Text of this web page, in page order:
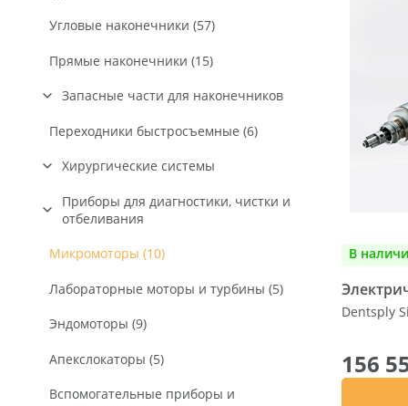
Угловые наконечники (57)
Прямые наконечники (15)
Запасные части для наконечников
Запчасти для прямых наконечников
(3)
наконечников (29)
(41)
Переходники быстросъемные (6)
Хирургические системы
Физиодиспенсеры (5)
система (2)
Насадки к VarioSurg (38)
Аппарат для измерения стабильности
имплантатов (3)
Приборы для диагностики, чистки и
отбеливания
Скейлеры (11)
Приборы для профессиональной
чистки зубов (12)
Микромоторы (10)
Лабораторные моторы и турбины (5)
Эндомоторы (9)
Апекслокаторы (5)
Вспомогательные приборы и
В
Dentsply
156